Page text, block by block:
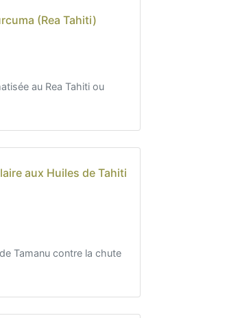
(Rea Tahiti)
au Rea Tahiti ou
aux Huiles de Tahiti
Tamanu contre la chute